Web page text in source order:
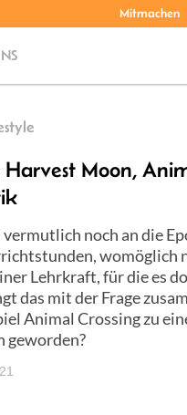
Mitmachen
Moon,
noch an die
womöglich
Lehrkraft, für die es
das mit der Frage
Animal Crossing zu
geworden?